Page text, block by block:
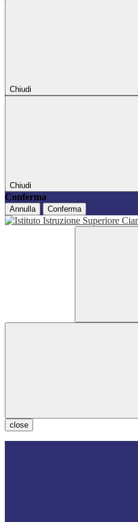
Chiudi
Chiudi
Conferma
Annulla Conferma
close